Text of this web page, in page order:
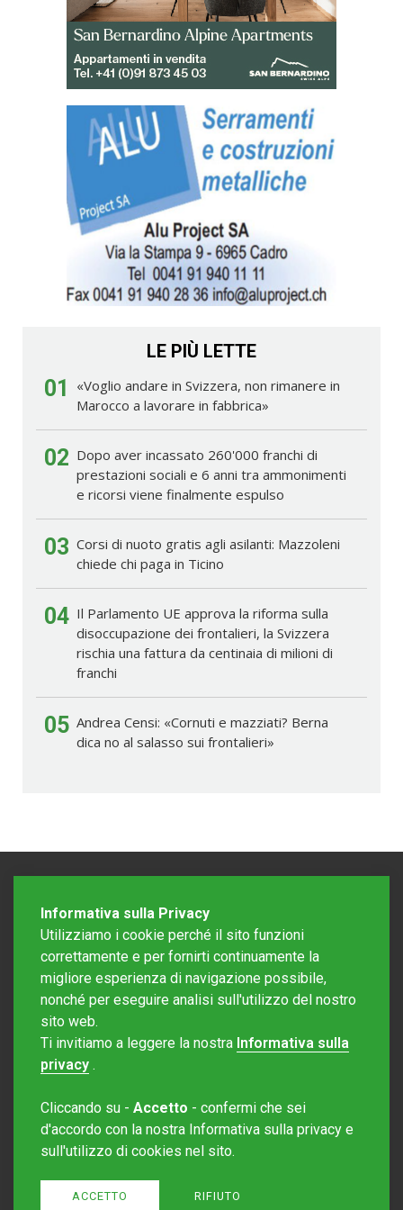
LE PIÙ LETTE
01
«Voglio andare in Svizzera, non rimanere in
Marocco a lavorare in fabbrica»
02 Dopo aver incassato 260'000 franchi di
prestazioni sociali e 6 anni tra ammonimenti
e ricorsi viene finalmente espulso
03 Corsi di nuoto gratis agli asilanti: Mazzoleni
chiede chi paga in Ticino
04 Il Parlamento UE approva la riforma sulla
disoccupazione dei frontalieri, la Svizzera
rischia una fattura da centinaia di milioni di
franchi
05 Andrea Censi: «Cornuti e mazziati? Berna
dica no al salasso sui frontalieri»
Editore Rotostampa SA
Sito creato daRedesign
Informativa sulla Privacy
Utilizziamo i cookie perché il sito funzioni
correttamente e per fornirti continuamente la
migliore esperienza di navigazione possibile,
nonché per eseguire analisi sull'utilizzo del nostro
sito web.
Ti invitiamo a leggere la nostra Informativa sulla
privacy .
Cliccando su - Accetto - confermi che sei
d'accordo con la nostra Informativa sulla privacy e
sull'utilizzo di cookies nel sito.
ACCETTO RIFIUTO